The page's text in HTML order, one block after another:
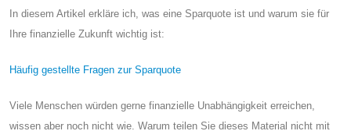
In diesem Artikel erkläre ich, was eine Sparquote ist und warum sie für
Ihre finanzielle Zukunft wichtig ist:
Häufig gestellte Fragen zur Sparquote
Viele Menschen würden gerne finanzielle Unabhängigkeit erreichen,
wissen aber noch nicht wie. Warum teilen Sie dieses Material nicht mit